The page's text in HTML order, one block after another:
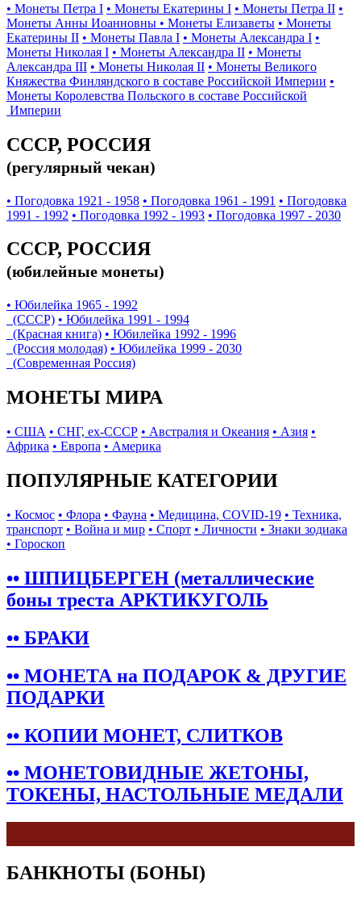
• Монеты Петра I • Монеты Екатерины I • Монеты Петра II •
Монеты Анны Иоанновны • Монеты Елизаветы • Монеты
Екатерины II • Монеты Павла I • Монеты Александра I •
Монеты Николая I • Монеты Александра II • Монеты
Александра III • Монеты Николая II • Монеты Великого
Княжества Финляндского в составе Российской Империи •
Монеты Королевства Польского в составе Российской
Империи
СССР, РОССИЯ
(регулярный чекан)
• Погодовка 1921 - 1958 • Погодовка 1961 - 1991 • Погодовка
1991 - 1992 • Погодовка 1992 - 1993 • Погодовка 1997 - 2030
СССР, РОССИЯ
(юбилейные монеты)
• Юбилейка 1965 - 1992
(СССР) • Юбилейка 1991 - 1994
(Красная книга) • Юбилейка 1992 - 1996
(Россия молодая) • Юбилейка 1999 - 2030
(Современная Россия)
МОНЕТЫ МИРА
• США • СНГ, ex-СССР • Австралия и Океания • Азия •
Африка • Европа • Америка
ПОПУЛЯРНЫЕ КАТЕГОРИИ
• Космос • Флора • Фауна • Медицина, COVID-19 • Техника,
транспорт • Война и мир • Спорт • Личности • Знаки зодиака
• Гороскоп
•• ШПИЦБЕРГЕН (металлические
боны треста АРКТИКУГОЛЬ
•• БРАКИ
•• МОНЕТА на ПОДАРОК & ДРУГИЕ
ПОДАРКИ
•• КОПИИ МОНЕТ, СЛИТКОВ
•• МОНЕТОВИДНЫЕ ЖЕТОНЫ,
ТОКЕНЫ, НАСТОЛЬНЫЕ МЕДАЛИ
БАНКНОТЫ (БОНЫ)